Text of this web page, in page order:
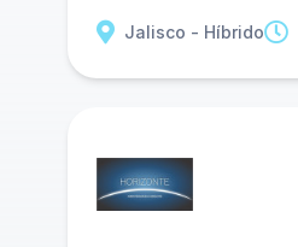
Jalisco - Híbrido